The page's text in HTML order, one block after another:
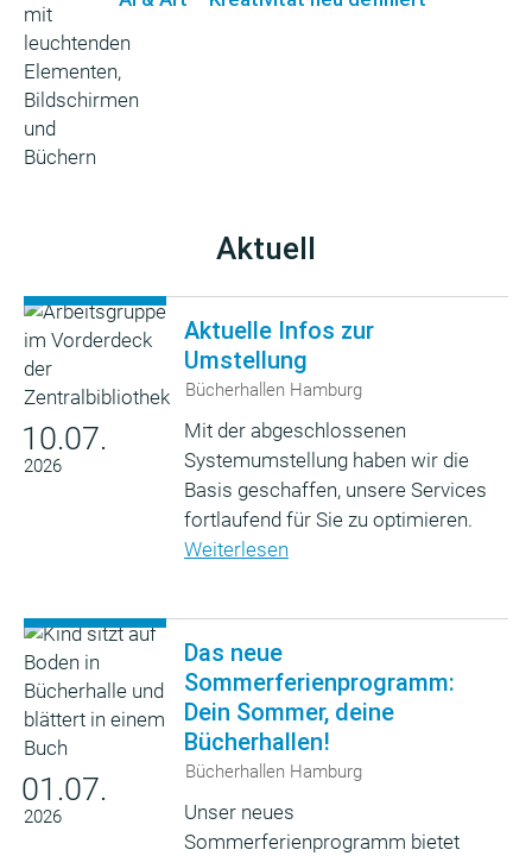
Aktuell
10.07.
2026
Aktuelle Infos zur
Umstellung
Bücherhallen Hamburg
Mit der abgeschlossenen
Systemumstellung haben wir die
Basis geschaffen, unsere Services
fortlaufend für Sie zu optimieren.
Weiterlesen
01.07.
2026
Das neue
Sommerferienprogramm:
Dein Sommer, deine
Bücherhallen!
Bücherhallen Hamburg
Unser neues
Sommerferienprogramm bietet